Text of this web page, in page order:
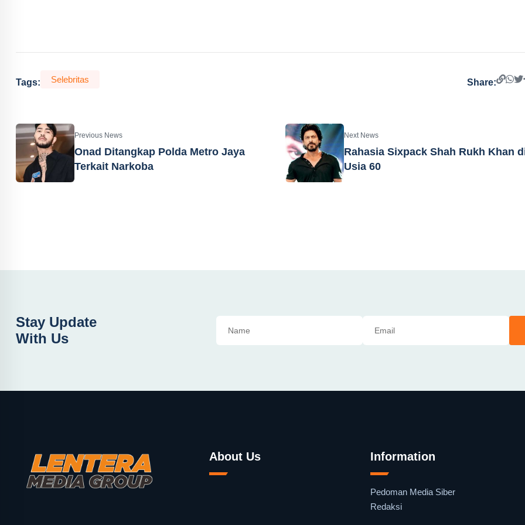
Tags: Selebritas Share:
Previous News
Onad Ditangkap Polda Metro Jaya
Terkait Narkoba
Next News
Rahasia Sixpack Shah Rukh Khan
Usia 60
Stay Update
With Us
About Us Information
Pedoman Media Siber
Redaksi